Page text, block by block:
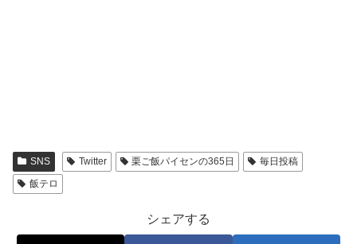
SNS Twitter 栗ご飯パイセンの365日
毎日投稿
飯テロ
シェアする